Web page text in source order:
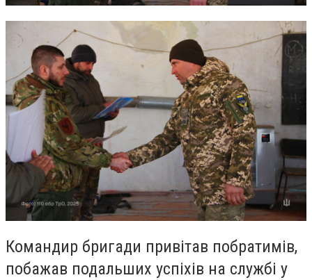
Командир бригади привітав побратимів,
побажав подальших успіхів на службі у